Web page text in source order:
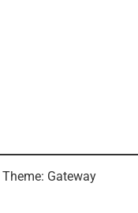
Theme: Gateway